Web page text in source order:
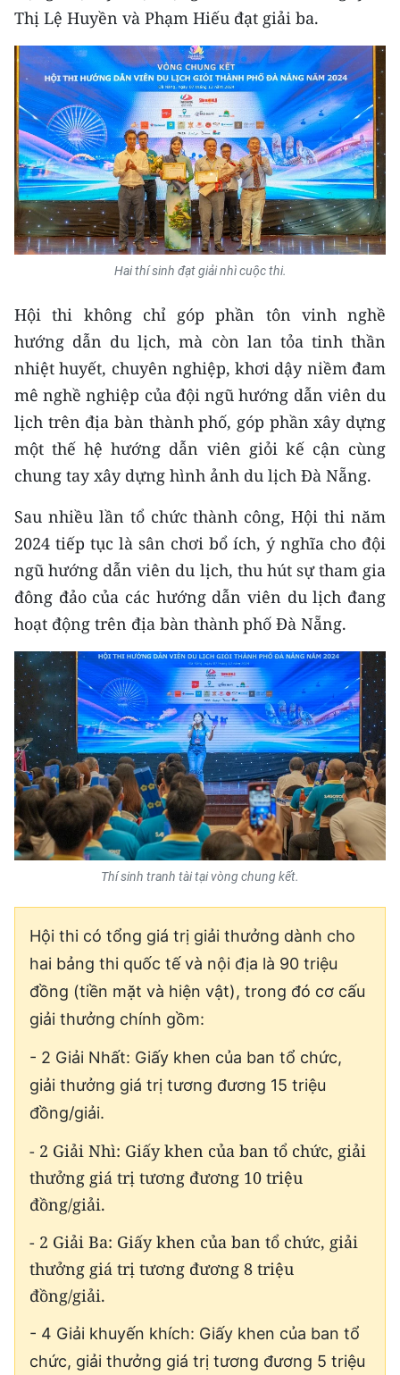
ENGLISH
中文
FRANÇAIS
РУССКИЙ
ESPAÑOL
한국어
Thị Lệ Huyền và Phạm Hiếu đạt giải ba.
Hai thí sinh đạt giải nhì cuộc thi.
Hội thi không chỉ góp phần tôn vinh nghề
hướng dẫn du lịch, mà còn lan tỏa tinh thần
nhiệt huyết, chuyên nghiệp, khơi dậy niềm đam
mê nghề nghiệp của đội ngũ hướng dẫn viên du
lịch trên địa bàn thành phố, góp phần xây dựng
một thế hệ hướng dẫn viên giỏi kế cận cùng
chung tay xây dựng hình ảnh du lịch Đà Nẵng.
Sau nhiều lần tổ chức thành công, Hội thi năm
2024 tiếp tục là sân chơi bổ ích, ý nghĩa cho đội
ngũ hướng dẫn viên du lịch, thu hút sự tham gia
đông đảo của các hướng dẫn viên du lịch đang
hoạt động trên địa bàn thành phố Đà Nẵng.
Thí sinh tranh tài tại vòng chung kết.
Hội thi có tổng giá trị giải thưởng dành cho
hai bảng thi quốc tế và nội địa là 90 triệu
đồng (tiền mặt và hiện vật), trong đó cơ cấu
giải thưởng chính gồm:
- 2 Giải Nhất: Giấy khen của ban tổ chức,
giải thưởng giá trị tương đương 15 triệu
đồng/giải.
- 2 Giải Nhì: Giấy khen của ban tổ chức, giải
thưởng giá trị tương đương 10 triệu
đồng/giải.
- 2 Giải Ba: Giấy khen của ban tổ chức, giải
thưởng giá trị tương đương 8 triệu
đồng/giải.
- 4 Giải khuyến khích: Giấy khen của ban tổ
chức, giải thưởng giá trị tương đương 5 triệu